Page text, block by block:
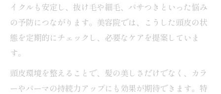
イクルも安定し、抜け毛や細毛、パサつきといった悩み
の予防につながります。美容院では、こうした頭皮の状
態を定期的にチェックし、必要なケアを提案していま
す。
頭皮環境を整えることで、髪の美しさだけでなく、カラ
ーやパーマの持続力アップにも効果が期待できます。特